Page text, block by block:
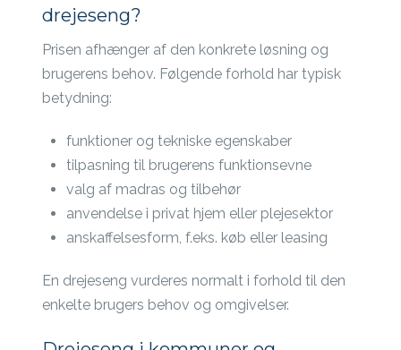
drejeseng?
Prisen afhænger af den konkrete løsning og
brugerens behov. Følgende forhold har typisk
betydning:
funktioner og tekniske egenskaber
tilpasning til brugerens funktionsevne
valg af madras og tilbehør
anvendelse i privat hjem eller plejesektor
anskaffelsesform, f.eks. køb eller leasing
En drejeseng vurderes normalt i forhold til den
enkelte brugers behov og omgivelser.